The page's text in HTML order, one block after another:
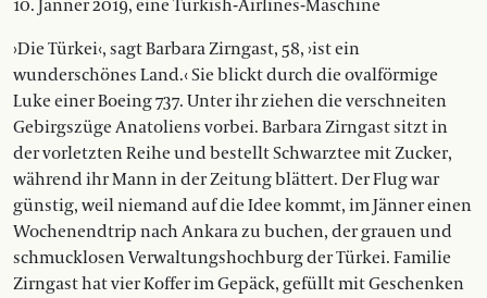
10. Jänner 2019, eine Turkish-Airlines-Maschine
›Die Türkei‹, sagt Barbara Zirngast, 58, ›ist ein
wunderschönes Land.‹ Sie blickt durch die ovalförmige
Luke einer Boeing 737. Unter ihr ziehen die verschneiten
Gebirgszüge Anatoliens vorbei. Barbara Zirngast sitzt in
der vorletzten Reihe und bestellt Schwarztee mit Zucker,
während ihr Mann in der Zeitung blättert. Der Flug war
günstig, weil niemand auf die Idee kommt, im Jänner einen
Wochenendtrip nach Ankara zu buchen, der grauen und
schmucklosen Verwaltungshochburg der Türkei. Familie
Zirngast hat vier Koffer im Gepäck, gefüllt mit Geschenken